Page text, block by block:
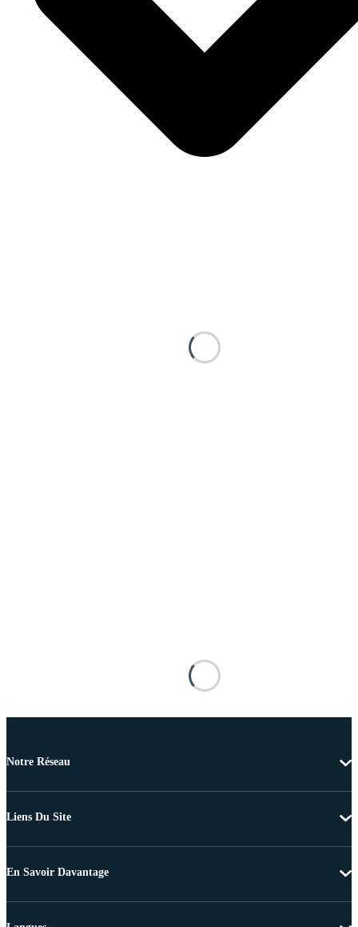
Notre Réseau
Liens Du Site
En Savoir Davantage